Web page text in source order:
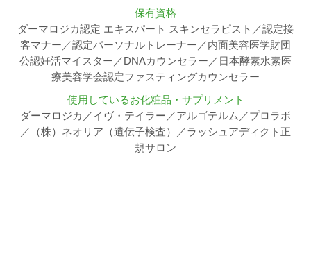
保有資格
ダーマロジカ認定 エキスパート スキンセラピスト／認定接
客マナー／認定パーソナルトレーナー／内面美容医学財団
公認妊活マイスター／DNAカウンセラー／日本酵素水素医
療美容学会認定ファスティングカウンセラー
使用しているお化粧品・サプリメント
ダーマロジカ／イヴ・テイラー／アルゴテルム／プロラボ
／（株）ネオリア（遺伝子検査）／ラッシュアディクト正
規サロン